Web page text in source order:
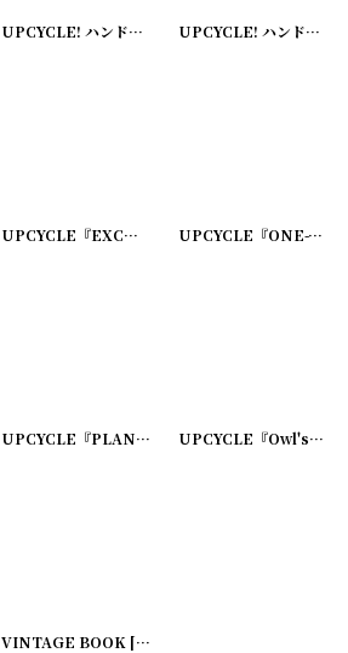
UPCYCLE! ハンドブック(赤)→カードケース『THE COMING OF ARTHUR』 UPCYCLE! ハンドブック(緑)→カードケース『THE IMPORTANCE OF BEING EARNEST』
[
UPCYCLE『EXCURSION』VINTAGECARD リングノート UPCYCLE『ONE-WEEK-ONLY』VINTAGECARD リングノート
UPCYCLE『PLANNING A...』VINTAGE PLANTSCARD リングノート UPCYCLE『Owl'sEyes』VINTAGE PLANTSCARD リングノート
VINTAGE BOOK [190711-13